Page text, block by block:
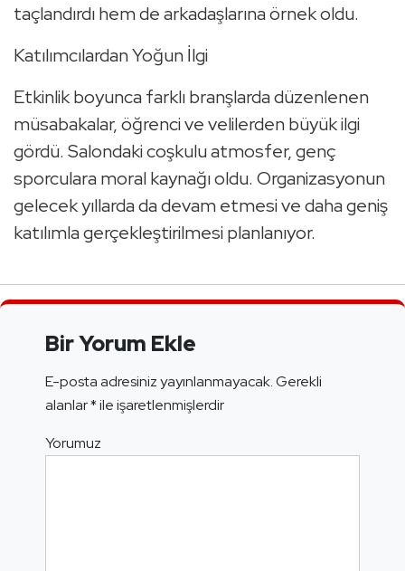
taçlandırdı hem de arkadaşlarına örnek oldu.
Katılımcılardan Yoğun İlgi
Etkinlik boyunca farklı branşlarda düzenlenen
müsabakalar, öğrenci ve velilerden büyük ilgi
gördü. Salondaki coşkulu atmosfer, genç
sporculara moral kaynağı oldu. Organizasyonun
gelecek yıllarda da devam etmesi ve daha geniş
katılımla gerçekleştirilmesi planlanıyor.
Bir Yorum Ekle
E-posta adresiniz yayınlanmayacak.Gerekli
alanlar*ile işaretlenmişlerdir
Yorumuz